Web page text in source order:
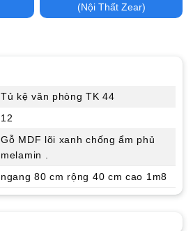
(Nội Thất Zear)
Tủ kệ văn phòng TK 44
12
Gỗ MDF lõi xanh chống ẩm phủ
melamin .
ngang 80 cm rộng 40 cm cao 1m8